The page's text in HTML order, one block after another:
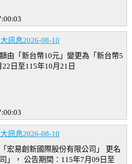
訊息2026-08-10
由「新台幣10元」變更為「新台幣5
日至115年10月21日
訊息2026-08-10
宏易創新國際股份有限公司」 更名
」， 公告期間：115年7月09日至